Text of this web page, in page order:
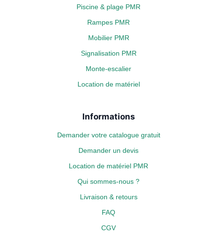
Piscine & plage PMR
Rampes PMR
Mobilier PMR
Signalisation PMR
Monte-escalier
Location de matériel
Informations
Demander votre catalogue gratuit
Demander un devis
Location de matériel PMR
Qui sommes-nous ?
Livraison & retours
FAQ
CGV